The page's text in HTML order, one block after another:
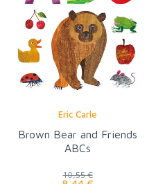
Eric Carle
Brown Bear and Friends
ABCs
10,55 €